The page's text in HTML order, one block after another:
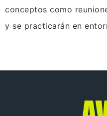
conceptos como
y se practicarán en